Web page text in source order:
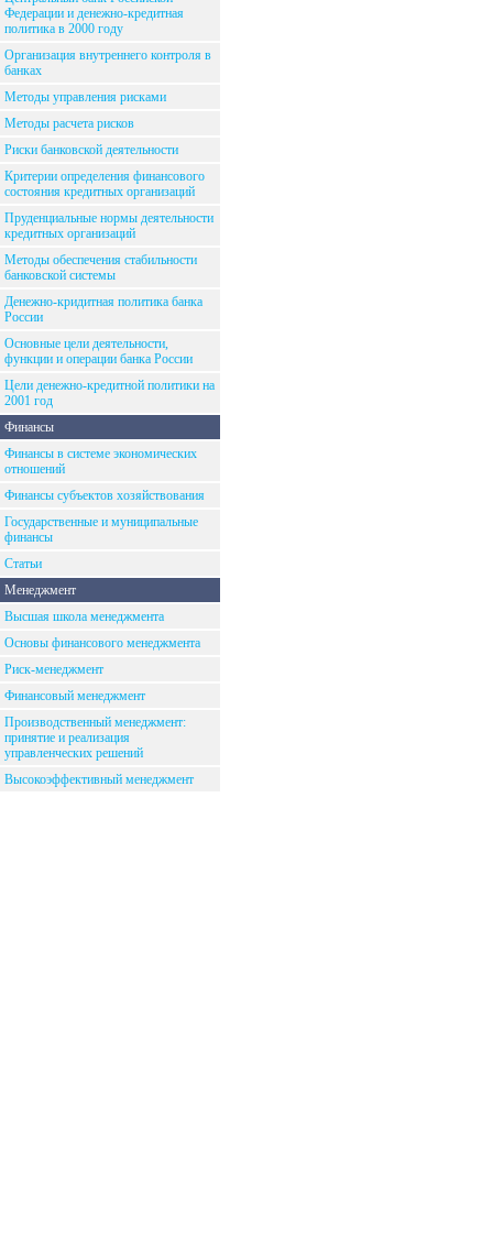
Федерации и денежно-кредитная
политика в 2000 году
Организация внутреннего контроля в
банках
Методы управления рисками
Методы расчета рисков
Риски банковской деятельности
Критерии определения финансового
состояния кредитных организаций
Пруденциальные нормы деятельности
кредитных организаций
Методы обеспечения стабильности
банковской системы
Денежно-кридитная политика банка
России
Основные цели деятельности,
функции и операции банка России
Цели денежно-кредитной политики на
2001 год
Финансы
Финансы в системе экономических
отношений
Финансы субъектов хозяйствования
Государственные и муниципальные
финансы
Статьи
Менеджмент
Высшая школа менеджмента
Основы финансового менеджмента
Риск-менеджмент
Финансовый менеджмент
Производственный менеджмент:
принятие и реализация
управленческих решений
Высокоэффективный менеджмент